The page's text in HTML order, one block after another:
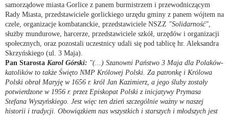
samorządowe miasta Gorlice z panem burmistrzem i przewodniczącym
Rady Miasta, przedstawiciele gorlickiego urzędu gminy z panem wójtem na
czele, organizacje kombatanckie, przedstawiciele NSZZ "Solidarność"
służby mundurowe, harcerze, przedstawiciele szkół, urzędów i organizacji
społecznych, oraz pozostali uczestnicy udali się pod tablicę hr. Aleksandra
Skrzyńskiego (ul. 3 Maja).
Pan Starosta Karol Górski: "(...) Szanowni Państwo 3 Maja dla Polaków-
katolików to także Święto NMP Królowej Polski. Za patronkę i Królowa
Polski obrał Maryję w 1656 r. król Jan Kazimierz, a jego śluby zostały
potwierdzone w 1956 r. przez Episkopat Polski z inicjatywy Prymasa
Stefana Wyszyńskiego. Jest więc ten dzień szczególnie ważny w naszej
historii i tradycji. Obowiązkiem nas wszystkich i starszych i młodszych jest